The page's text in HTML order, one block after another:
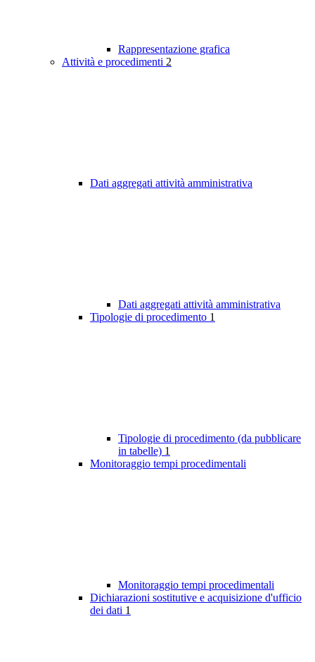
Rappresentazione grafica
Attività e procedimenti 2
Dati aggregati attività amministrativa
Dati aggregati attività amministrativa
Tipologie di procedimento 1
Tipologie di procedimento (da pubblicare
in tabelle) 1
Monitoraggio tempi procedimentali
Monitoraggio tempi procedimentali
Dichiarazioni sostitutive e acquisizione d'ufficio
dei dati 1